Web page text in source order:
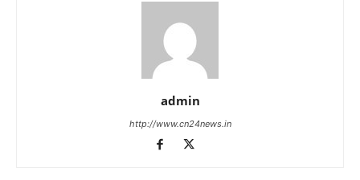
admin
http://www.cn24news.in